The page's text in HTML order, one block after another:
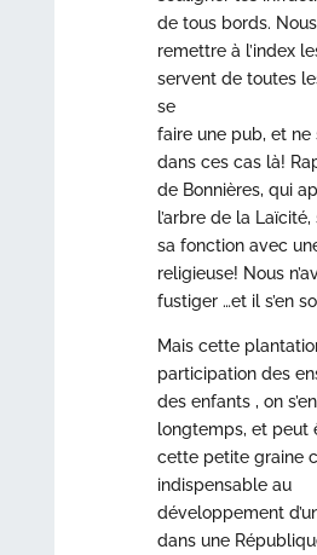
de tous bords.
remettre à l’index
servent de toutes
se
faire une pub, et
dans ces cas là!
de Bonnières, qui
l’arbre de la
sa fonction avec
religieuse! Nous
fustiger …et il s’en
Mais cette
participation des
des enfants , on
longtemps, et peut
cette petite graine
indispensable au
développement
dans une